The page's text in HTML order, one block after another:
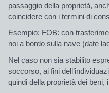
passaggio della proprietà,
coincidere con i termini di
Esempio: FOB: con
noi a bordo sulla nave (date
Nel caso non sia stabilito
soccorso, ai fini
quindi della proprietà dei